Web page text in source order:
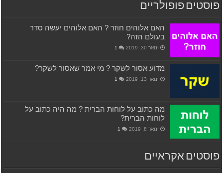
פוסטים פופולריים
האם אלוהים חוזר ? האם אלוהים יעשה סדר
בעולם הזה?
ינואר 30, 2019 1
מדוע אסור לשקר ? מי אמר שאסור לשקר?
ינואר 13, 2019 1
מה כתוב על לוחות הברית ? מה היה כתוב על
לוחות הברית?
ינואר 8, 2019 1
פוסטים אקראיים